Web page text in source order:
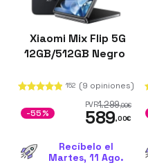
Xiaomi Mix Flip 5G
12GB/512GB Negro
152 (9 opiniones)
PVR1.299,00€
589,00€
-55%
Recíbelo el
Martes, 11 Ago.